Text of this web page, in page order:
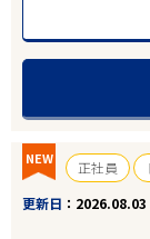
NEW 正社員
更新日
2026.08.03